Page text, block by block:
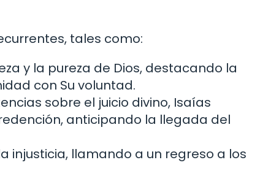
tales como:
y la pureza de Dios, destacando la
con Su voluntad.
sobre el juicio divino, Isaías
anticipando la llegada del
injusticia, llamando a un regreso a los